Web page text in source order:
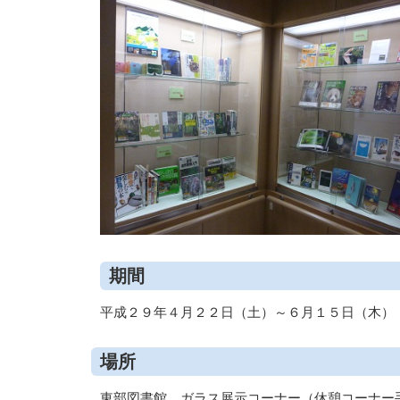
期間
平成２９年４月２２日（土）～６月１５日（木）
場所